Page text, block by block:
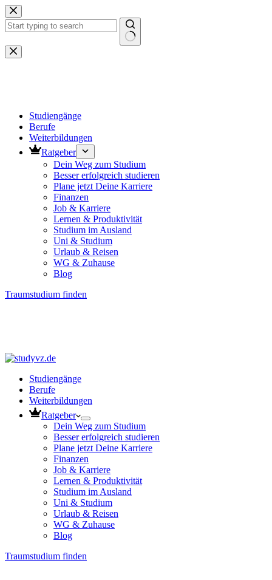
Zum
Inhalt
springen
Keine
Ergebnisse
Studiengänge
Berufe
Weiterbildungen
Ratgeber
Dein Weg zum Studium
Besser erfolgreich studieren
Plane jetzt Deine Karriere
Finanzen
Job & Karriere
Lernen & Produktivität
Studium im Ausland
Uni & Studium
Urlaub & Reisen
WG & Zuhause
Blog
Traumstudium finden
Studiengänge
Berufe
Weiterbildungen
Ratgeber
Dein Weg zum Studium
Besser erfolgreich studieren
Plane jetzt Deine Karriere
Finanzen
Job & Karriere
Lernen & Produktivität
Studium im Ausland
Uni & Studium
Urlaub & Reisen
WG & Zuhause
Blog
Traumstudium finden